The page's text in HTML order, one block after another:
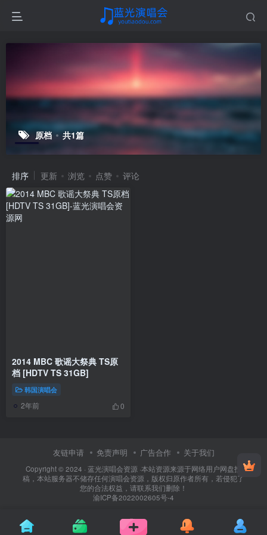
原档 共1篇
排序 更新 浏览 点赞 评论
2014 MBC 歌谣大祭典 TS原
档 [HDTV TS 31GB]
韩国演唱会
2年前 0
友链申请 免责声明 广告合作 关于我们
Copyright © 2024 · 蓝光演唱会资源 ·本站资源来源于网络用户网盘投
稿，本站服务器不储存任何演唱会资源，版权归原作者所有，若侵犯了
您的合法权益，请联系我们删除！
渝ICP备2022002605号-4